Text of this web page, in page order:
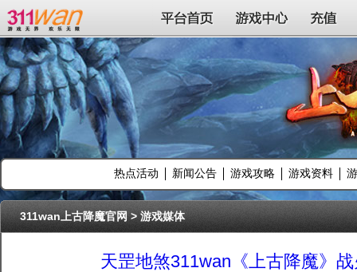
311wan平台 平台首页 游戏中心 充值
热点活动 新闻公告 游戏攻略 游戏资料
311wan上古降魔官网>游戏媒体
天罡地煞311wan《上古降魔》